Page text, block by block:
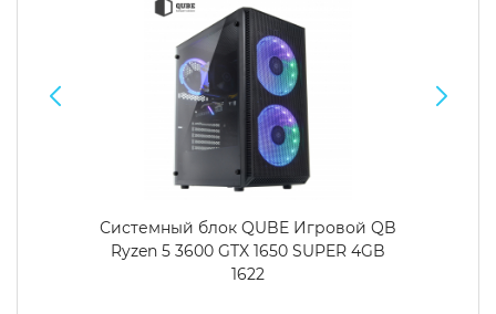
Системный блок QUBE Игровой QB
Ryzen 5 3600 GTX 1650 SUPER 4GB
1622